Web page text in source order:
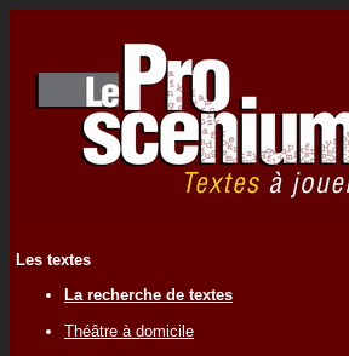
Les textes
La recherche de textes
Théâtre à domicile